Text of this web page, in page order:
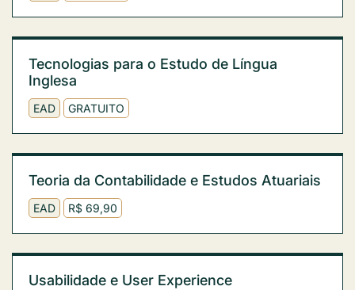
Tecnologias para o Estudo de Língua
Inglesa
EAD GRATUITO
Teoria da Contabilidade e Estudos Atuariais
EAD R$ 69,90
Usabilidade e User Experience